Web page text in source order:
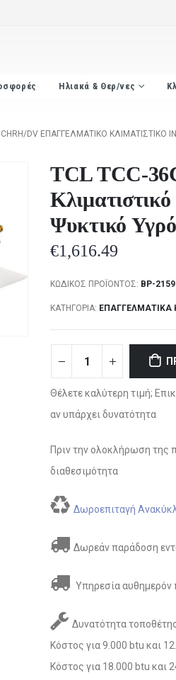
Ηλιακά & Θερ/νες
DV ΕΠΑΓΓΕΛΜΑΤΙΚΌ ΚΛΙΜΑΤΙΣΤΙΚΌ
TCL TCC-
Ψυκτικό
€1,616.49
ΚΩΔΙΚΌΣ ΠΡΟΪΌΝΤΟΣ: BP-
ΚΑΤΗΓΟΡΊΑ: ΕΠΑΓΓΕΛΜΑΤΙΚΆ
Θέλετε καλύτερη τιμή;
αν υπάρχει δυνατότητα
Πριν την ολοκλήρωση της
διαθεσιμότητα
Δωροεπιταγή
Δωρεάν παράδοση
Υπηρεσία αυθημερόν
Δυνατότητα
Κόστος για 9.000 btu και
Κόστος για 18.000 btu και